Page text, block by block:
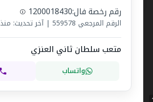
رقم رخصة فال:1200018430
الرقم المرجعي 559578
|آخر تحديث: منذ 66 يوم
متعب سلطان ثاني العنزي
واتساب